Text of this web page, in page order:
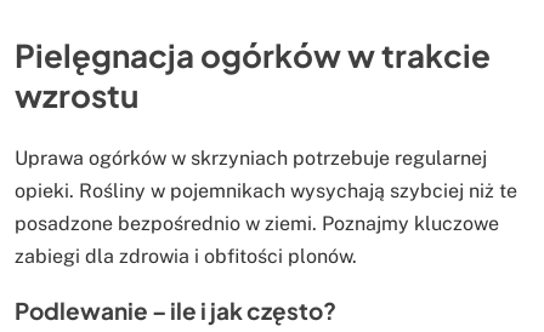
Pielęgnacja ogórków w trakcie
wzrostu
Uprawa ogórków w skrzyniach potrzebuje regularnej
opieki. Rośliny w pojemnikach wysychają szybciej niż te
posadzone bezpośrednio w ziemi. Poznajmy kluczowe
zabiegi dla zdrowia i obfitości plonów.
Podlewanie – ile i jak często?